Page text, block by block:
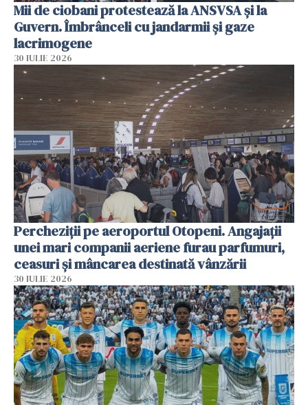
Mii de ciobani protestează la ANSVSA și la
Guvern. Îmbrânceli cu jandarmii și gaze
lacrimogene
30 IULIE 2026
Percheziții pe aeroportul Otopeni. Angajații
unei mari companii aeriene furau parfumuri,
ceasuri și mâncarea destinată vânzării
30 IULIE 2026